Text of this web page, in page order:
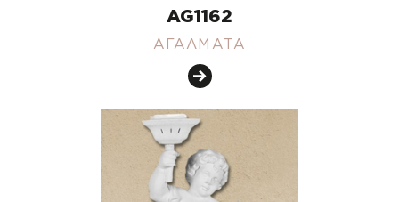
AG1162
ΑΓΑΛΜΑΤΑ